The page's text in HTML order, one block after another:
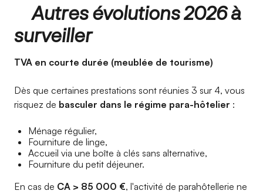
Autres évolutions 2026 à
surveiller
TVA en courte durée (meublée de tourisme)
Dès que certaines prestations sont réunies 3 sur 4, vous
risquez de basculer dans le régime para-hôtelier :
Ménage régulier,
Fourniture de linge,
Accueil via une boîte à clés sans alternative,
Fourniture du petit déjeuner.
En cas de CA > 85 000 €, l'activité de parahôtellerie ne